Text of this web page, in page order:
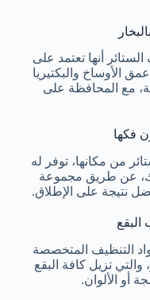
أنها تعتمد على
الأوساخ والبكتيريا
مع المحافظة على
فكها
من مكانها، توفر له
عن طريق مجموعة
نتيجة على الإطلاق.
التنظيف المتخصصة
والتي تزيل كافة البقع
أو الألوان.